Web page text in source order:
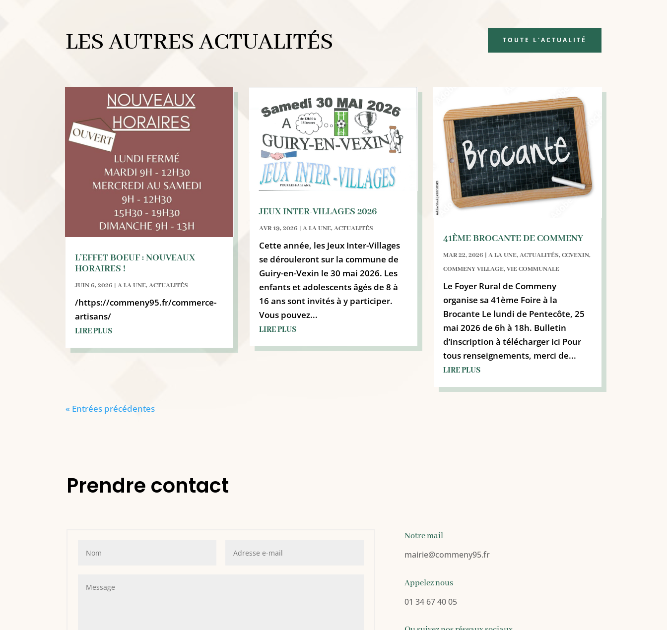
LES AUTRES ACTUALITÉS TOUTE L'ACTUALITÉ
L’EFFET BOEUF : NOUVEAUX
HORAIRES !
JUIN 6, 2026 | A LA UNE,ACTUALITÉS
/https://commeny95.fr/commerce-
artisans/
LIRE PLUS
JEUX INTER-VILLAGES 2026
AVR 19, 2026 | A LA UNE,ACTUALITÉS
Cette année, les Jeux Inter-Villages
se dérouleront sur la commune de
Guiry-en-Vexin le 30 mai 2026. Les
enfants et adolescents âgés de 8 à
16 ans sont invités à y participer.
Vous pouvez...
LIRE PLUS
41ÈME BROCANTE DE COMMENY
MAR 22, 2026 | A LA UNE,ACTUALITÉS,CCVEXIN,
COMMENY VILLAGE,VIE COMMUNALE
Le Foyer Rural de Commeny
organise sa 41ème Foire à la
Brocante Le lundi de Pentecôte, 25
mai 2026 de 6h à 18h. Bulletin
d’inscription à télécharger ici Pour
tous renseignements, merci de...
LIRE PLUS
« Entrées précédentes
Prendre contact
Notre mail
mairie@commeny95.fr
Appelez nous
01 34 67 40 05